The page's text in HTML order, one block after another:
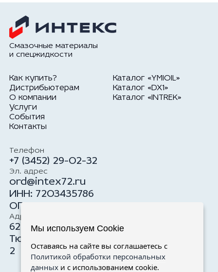
Смазочные материалы
и спецжидкости
Как купить?
Дистрибьютерам
О компании
Услуги
События
Контакты
Каталог «YMIOIL»
Каталог «DX1»
Каталог «INTREK»
Телефон
+7 (3452) 29-02-32
Эл. адрес
ord@intex72.ru
ИНН: 7203435786
ОГРН: 1177232034100
Адрес
625059, Российская Федерация, г.
Тюмень, ул. Тимофея Чаркова, 19, стр.
2
Мы используем Cookie
Оставаясь на сайте вы соглашаетесь с
Политикой обработки персональных
данных и с использованием cookie.